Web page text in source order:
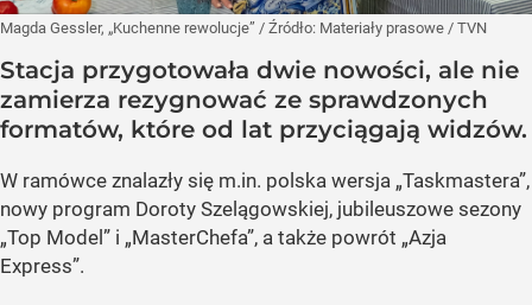
Magda Gessler, „Kuchenne rewolucje” / Źródło: Materiały prasowe / TVN
Stacja przygotowała dwie nowości, ale nie
zamierza rezygnować ze sprawdzonych
formatów, które od lat przyciągają widzów.
W ramówce znalazły się m.in. polska wersja „Taskmastera”,
nowy program Doroty Szelągowskiej, jubileuszowe sezony
„Top Model” i „MasterChefa”, a także powrót „Azja
Express”.